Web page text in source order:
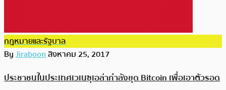
กฎหมายและรัฐบาล
ByJiraboonสิงหาคม 25, 2017
ประชาชนในประเทศเวเนซุเอล่ากำลังขุด Bitcoin เพื่อเอาตัวรอด